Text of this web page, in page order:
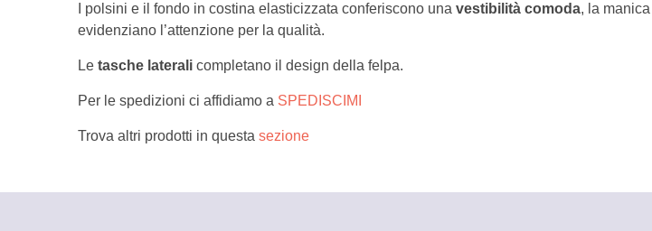
I polsini e il fondo in costina elasticizzata conferiscono una vestibilità comoda, la
evidenziano l’attenzione per la qualità.
Le tasche lateralicompletano il design della felpa.
Per le spedizioni ci affidiamo a SPEDISCIMI
Trova altri prodotti in questa sezione